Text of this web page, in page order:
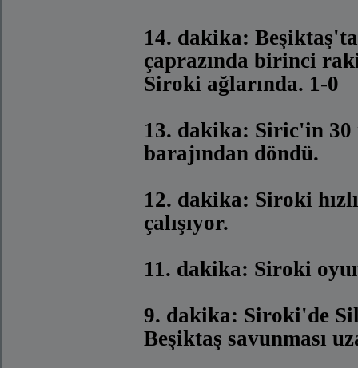
14. dakika:
çaprazında birinci
Siroki ağlarında. 1-0
13. dakika: Siric'in 30
barajından döndü.
12. dakika: Siroki
çalışıyor.
11. dakika: Siroki
9. dakika: Siroki'de
Beşiktaş savunması